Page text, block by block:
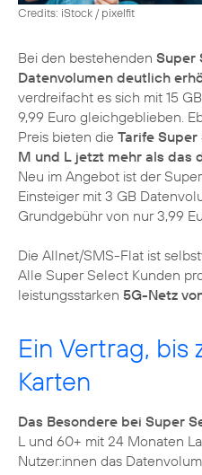
Credits: iStock / pixelfit
Bei den bestehenden Super
Datenvolumen deutlich
verdreifacht es sich mit 15
9,99 Euro gleichgeblieben.
Preis bieten die Tarife
M und L jetzt mehr als das
Neu im Angebot ist der
Einsteiger mit 3 GB
Grundgebühr von nur 3,99
Die Allnet/SMS-Flat ist
Alle Super Select Kunden
leistungsstarken 5G-Netz
Ein Vertrag, bis
Karten
Das Besondere bei Super
L und 60+ mit 24 Monaten
Nutzer:innen das